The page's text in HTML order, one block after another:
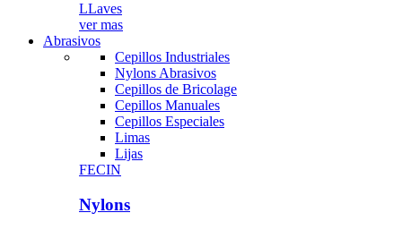
LLaves
ver mas
Abrasivos
Cepillos Industriales
Nylons Abrasivos
Cepillos de Bricolage
Cepillos Manuales
Cepillos Especiales
Limas
Lijas
FECIN
Nylons